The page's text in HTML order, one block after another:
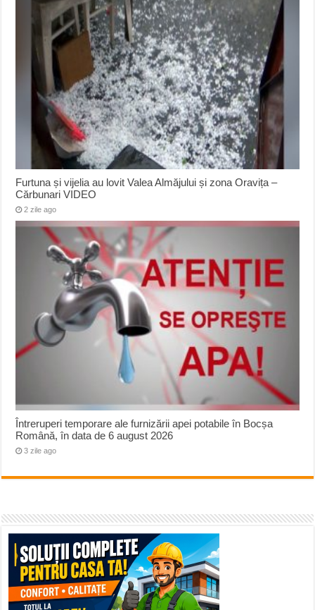
Furtuna și vijelia au lovit Valea Almăjului și zona Oravița –
Cărbunari VIDEO
2 zile ago
Întreruperi temporare ale furnizării apei potabile în Bocșa
Română, în data de 6 august 2026
3 zile ago